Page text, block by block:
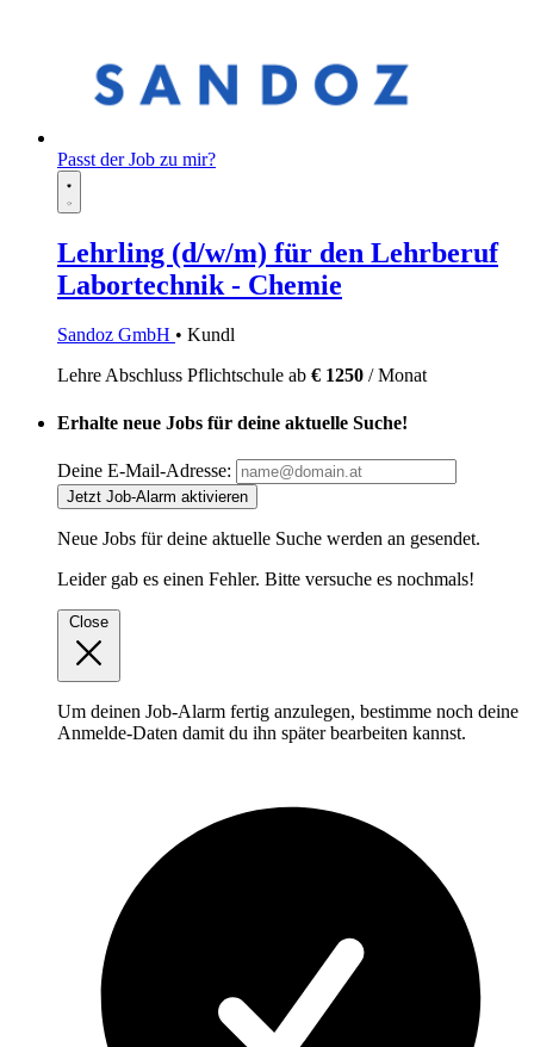
Passt der Job zu mir?
Lehrling (d/w/m) für den Lehrberuf
Labortechnik - Chemie
Sandoz GmbH • Kundl
LehreAbschluss Pflichtschule ab € 1250 / Monat
Erhalte neue Jobs für deine aktuelle Suche!
Deine E-Mail-Adresse:
Jetzt Job-Alarm aktivieren
Neue Jobs für deine aktuelle Suche werden an gesendet.
Leider gab es einen Fehler. Bitte versuche es nochmals!
Close
Um deinen Job-Alarm fertig anzulegen, bestimme noch deine
Anmelde-Daten damit du ihn später bearbeiten kannst.